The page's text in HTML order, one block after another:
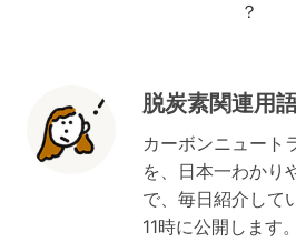
？
脱炭素関連用
カーボンニュート
を、日本一わかり
で、毎日紹介して
11時に公開します。